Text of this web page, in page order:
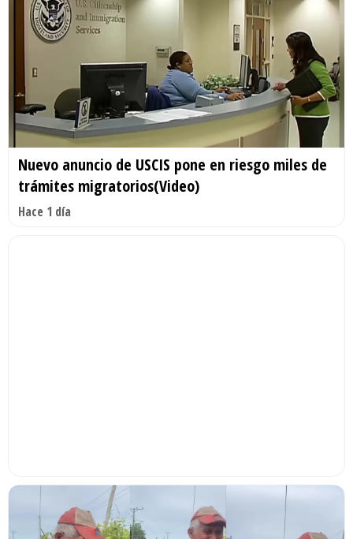
Nuevo anuncio de USCIS pone en riesgo miles de
trámites migratorios(Video)
Hace 1 día